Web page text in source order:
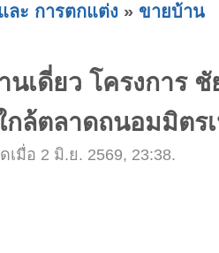
ะ การตกแต่ง » ขายบ้าน
นเดี่ยว โครงการ
กล้ตลาดถนอมมิตร
เมื่อ 2 มิ.ย. 2569, 23:38.